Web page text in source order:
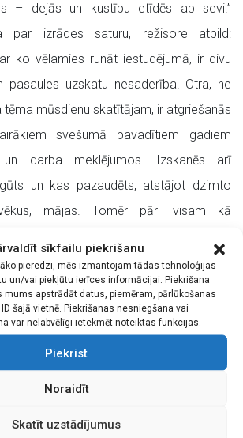
sīkfailu piekrišanu
pieredzi, mēs izmantojam tādas tehnoloģijas
un/vai piekļūtu ierīces informācijai. Piekrišana
apstrādāt datus, piemēram, pārlūkošanas
šajā vietnē. Piekrišanas nesniegšana vai
var nelabvēlīgi ietekmēt noteiktas funkcijas.
Piekrist
Noraidīt
Skatīt uzstādījumus
– dejās un kustību etīdēs ap sevi.”
par izrādes saturu, režisore atbild:
ko vēlamies runāt iestudējumā, ir divu
pasaules uzskatu nesaderība. Otra, ne
mūsdienu skatītājam, ir atgriešanās
svešumā pavadītiem gadiem
un darba meklējumos. Izskanēs arī
un kas pazaudēts, atstājot dzimto
mājas. Tomēr pāri visam kā
ir mīlestība.”
Tautas teātra aktieri šādās
Krūms, Rute – Ildze Matute, Noemi
– Diāna Zuļģe, Abimeleks – Kaspars
Ozoliņa, Bagāts radinieks –
Jūdu zemes vecākais – Arvīds Kreinats,
Mažaika, Kalpones un pilsētas